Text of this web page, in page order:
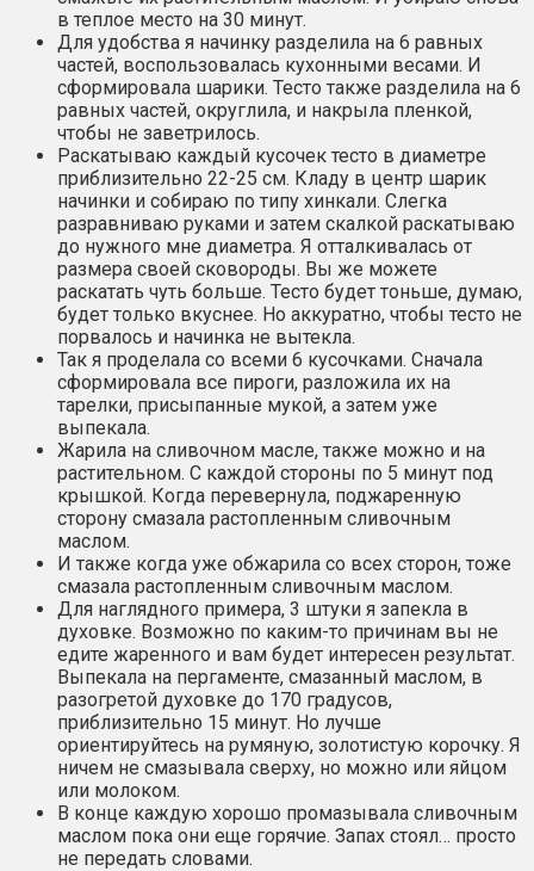
в теплое место на 30 минут.
Для удобства я начинку разделила на 6 равных
частей, воспользовалась кухонными весами. И
сформировала шарики. Тесто также разделила на 6
равных частей, округлила, и накрыла пленкой,
чтобы не заветрилось.
Раскатываю каждый кусочек тесто в диаметре
приблизительно 22-25 см. Кладу в центр шарик
начинки и собираю по типу хинкали. Слегка
разравниваю руками и затем скалкой раскатываю
до нужного мне диаметра. Я отталкивалась от
размера своей сковороды. Вы же можете
раскатать чуть больше. Тесто будет тоньше, думаю,
будет только вкуснее. Но аккуратно, чтобы тесто не
порвалось и начинка не вытекла.
Так я проделала со всеми 6 кусочками. Сначала
сформировала все пироги, разложила их на
тарелки, присыпанные мукой, а затем уже
выпекала.
Жарила на сливочном масле, также можно и на
растительном. С каждой стороны по 5 минут под
крышкой. Когда перевернула, поджаренную
сторону смазала растопленным сливочным
маслом.
И также когда уже обжарила со всех сторон, тоже
смазала растопленным сливочным маслом.
Для наглядного примера, 3 штуки я запекла в
духовке. Возможно по каким-то причинам вы не
едите жаренного и вам будет интересен результат.
Выпекала на пергаменте, смазанный маслом, в
разогретой духовке до 170 градусов,
приблизительно 15 минут. Но лучше
ориентируйтесь на румяную, золотистую корочку. Я
ничем не смазывала сверху, но можно или яйцом
или молоком.
В конце каждую хорошо промазывала сливочным
маслом пока они еще горячие. Запах стоял… просто
не передать словами.